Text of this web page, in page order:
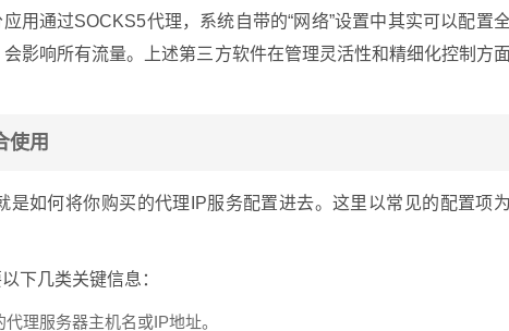
用通过SOCKS5代理，系统自带的“网络”设置中其实可以配置
影响所有流量。上述第三方软件在管理灵活性和精细化控制方面
使用
如何将你购买的代理IP服务配置进去。这里以常见的配置项为
下几类关键信息：
理服务器主机名或IP地址。